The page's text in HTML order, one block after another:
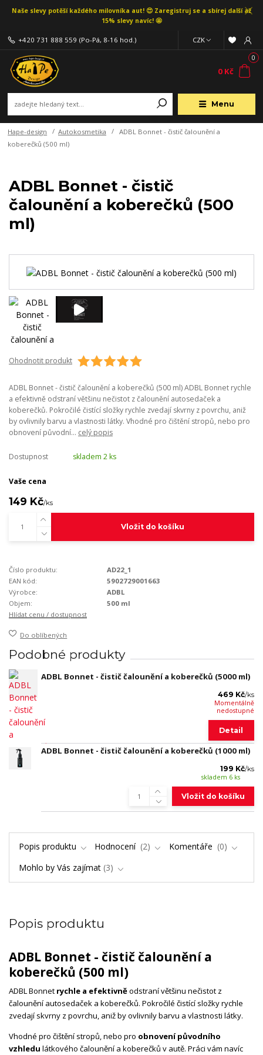
Naše slevy potěší každého milovníka aut! 😍 Zaregistruj se a sbírej další až
15% slevy navíc! 🤩
Menu
CZK
+420 731 888 559 (Po-Pá, 8-16 hod.)
0
0 Kč
Hape-design Autokosmetika
ADBL Bonnet - čistič čalounění a
koberečků (500 ml)
ADBL Bonnet - čistič
čalounění a koberečků (500
ml)
Ohodnotit produkt
ADBL Bonnet - čistič čalounění a koberečků (500 ml) ADBL Bonnet rychle
a efektivně odstraní většinu nečistot z čalounění autosedaček a
koberečků. Pokročilé čistící složky rychle zvedají skvrny z povrchu, aniž
by ovlivnily barvu a vlastnosti látky. Vhodné pro čištění stropů, nebo pro
obnovení původní... celý popis
Dostupnost skladem 2 ks
Vaše cena
149 Kč/ks
Vložit do košíku
Číslo produktu:
AD22_1
EAN kód:
5902729001663
Výrobce:
ADBL
Objem:
500 ml
Hlídat cenu / dostupnost
Do oblíbených
Podobné produkty
ADBL Bonnet - čistič čalounění a koberečků (5000 ml)
469 Kč/ks
Momentálně
nedostupné
Detail
ADBL Bonnet - čistič čalounění a koberečků (1000 ml)
199 Kč/ks
skladem 6 ks
Vložit do košíku
Popis produktu Hodnocení 2 Komentáře
0
Mohlo by Vás zajímat 3
Popis produktu
ADBL Bonnet - čistič čalounění a
koberečků (500 ml)
ADBL Bonnet rychle a efektivněodstraní většinu nečistot z
čalounění autosedaček a koberečků. Pokročilé čistící složky rychle
zvedají skvrny z povrchu, aniž by ovlivnily barvu a vlastnosti látky.
Vhodné pro čištění stropů, nebo pro obnovení původního
vzhledu látkového čalounění a koberečků v autě. Práci vám navíc